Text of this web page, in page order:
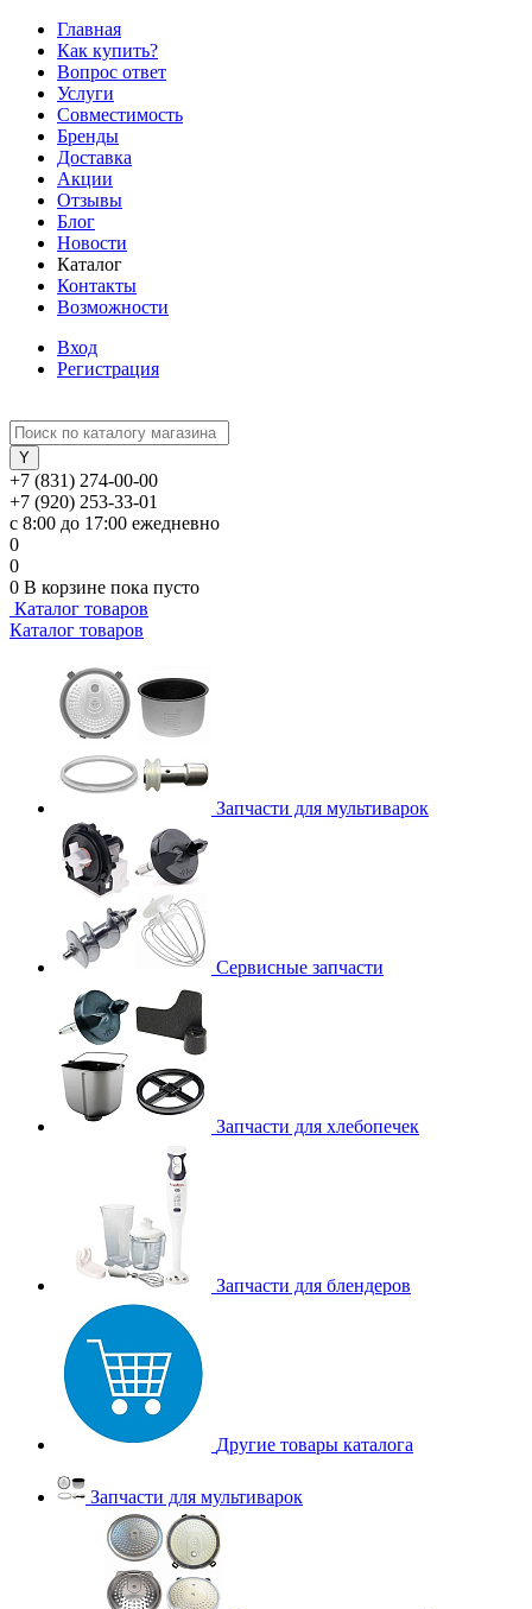
Главная
Как купить?
Вопрос ответ
Услуги
Совместимость
Бренды
Доставка
Акции
Отзывы
Блог
Новости
Каталог
Контакты
Возможности
Вход
Регистрация
+7 (831) 274-00-00
+7 (920) 253-33-01
с 8:00 до 17:00 ежедневно
0
0
0 В корзине пока пусто
Каталог товаров
Каталог товаров
Запчасти для мультиварок
Сервисные запчасти
Запчасти для хлебопечек
Запчасти для блендеров
Другие товары каталога
Запчасти для мультиварок